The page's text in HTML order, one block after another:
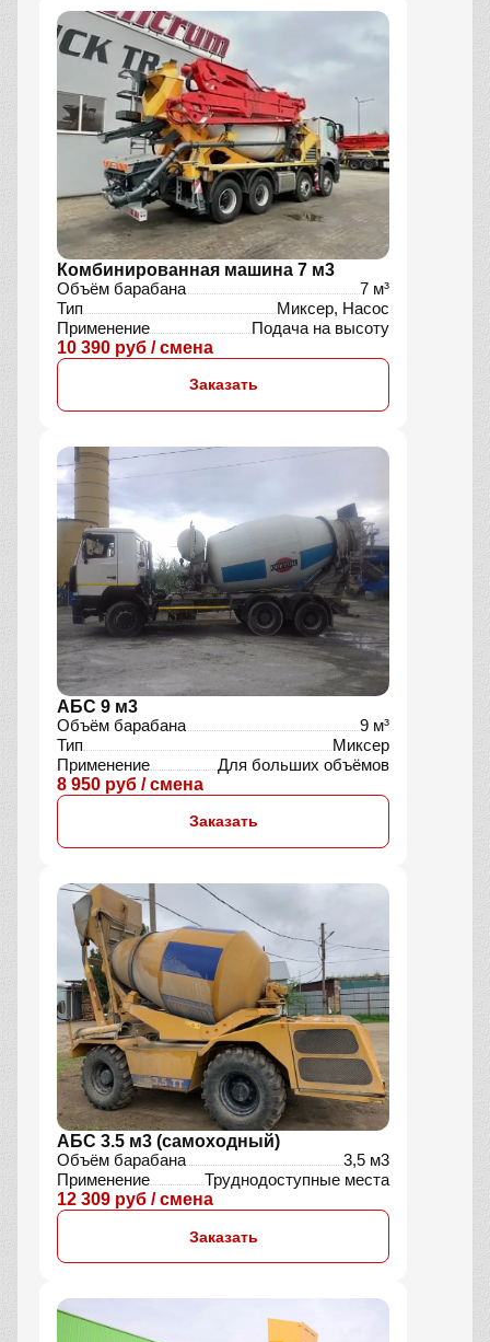
Комбинированная машина 7 м3
Объём барабана
7 м³
Тип
Миксер, Насос
Применение
Подача на высоту
10 390 руб / смена
Заказать
АБС 9 м3
Объём барабана
9 м³
Тип
Миксер
Применение
Для больших объёмов
8 950 руб / смена
Заказать
АБС 3.5 м3 (самоходный)
Объём барабана
3,5 м3
Применение
Труднодоступные места
12 309 руб / смена
Заказать